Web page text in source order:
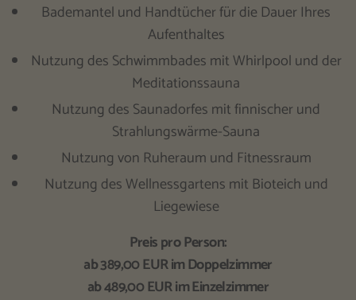
Bademantel und Handtücher für die Dauer Ihres
Aufenthaltes
Nutzung des Schwimmbades mit Whirlpool und der
Meditationssauna
Nutzung des Saunadorfes mit finnischer und
Strahlungswärme-Sauna
Nutzung von Ruheraum und Fitnessraum
Nutzung des Wellnessgartens mit Bioteich und
Liegewiese
Preis pro Person:
ab 389,00 EUR im Doppelzimmer
ab 489,00 EUR im Einzelzimmer